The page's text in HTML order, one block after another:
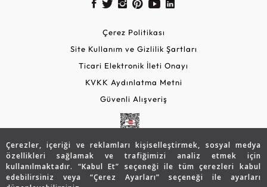
Çerezler, içeriği ve reklamları kişiselleştirmek, sosyal medya
özellikleri sağlamak ve trafiğimizi analiz etmek için
kullanılmaktadır. “Kabul Et” seçeneği ile tüm çerezleri kabul
edebilirsiniz veya “Çerez Ayarları” seçeneği ile ayarları
Çerez Politikası
Site Kullanım ve Gizlilik Şartları
Ticari Elektronik İleti Onayı
KVKK Aydınlatma Metni
Güvenli Alışveriş